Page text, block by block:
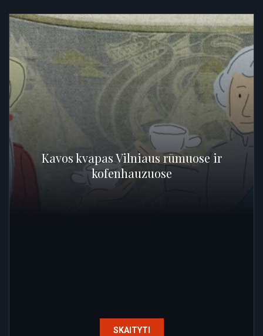
Kavos kvapas Vilniaus rūmuose ir
kofenhauzuose
SKAITYTI